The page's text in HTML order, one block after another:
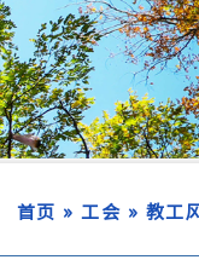
首页 » 工会 » 教工